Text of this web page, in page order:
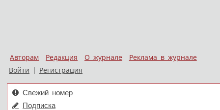
Авторам Редакция О журнале
Реклама в журнале
Войти | Регистрация
Свежий номер
Подписка